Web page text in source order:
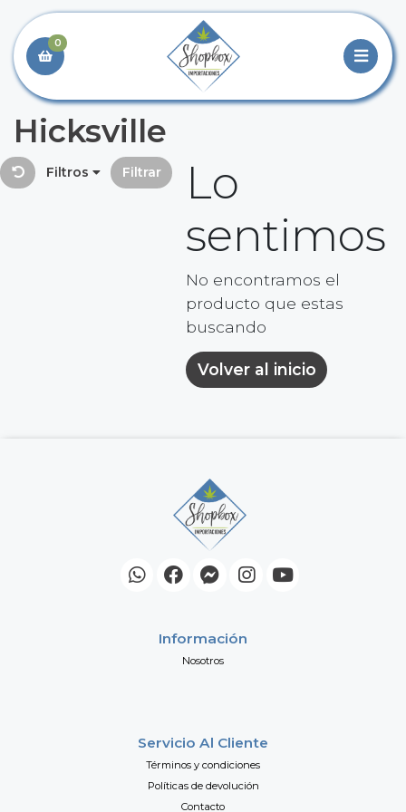
0
Hicksville
Filtros Filtrar
Lo
sentimos
No encontramos el
producto que estas
buscando
Volver al inicio
Información
Nosotros
Servicio Al Cliente
Términos y condiciones
Políticas de devolución
Contacto